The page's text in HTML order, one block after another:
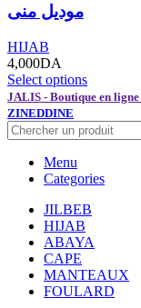
موديل منى
HIJAB
4,000DA
Select options
JALIS - Boutique en ligne
ZINEDDINE
Menu
Categories
JILBEB
HIJAB
ABAYA
CAPE
MANTEAUX
FOULARD